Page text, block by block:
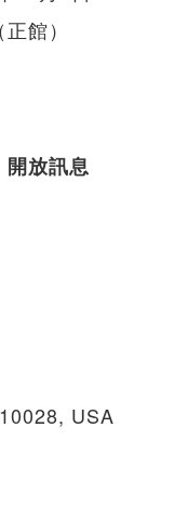
館）
開放訊息
USA